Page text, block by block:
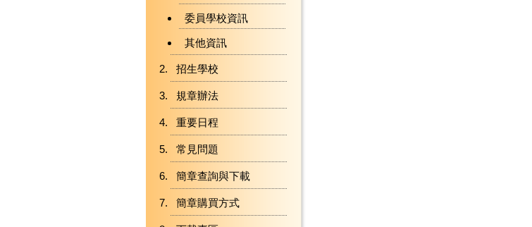
委員學校資訊
其他資訊
招生學校
規章辦法
重要日程
常見問題
簡章查詢與下載
簡章購買方式